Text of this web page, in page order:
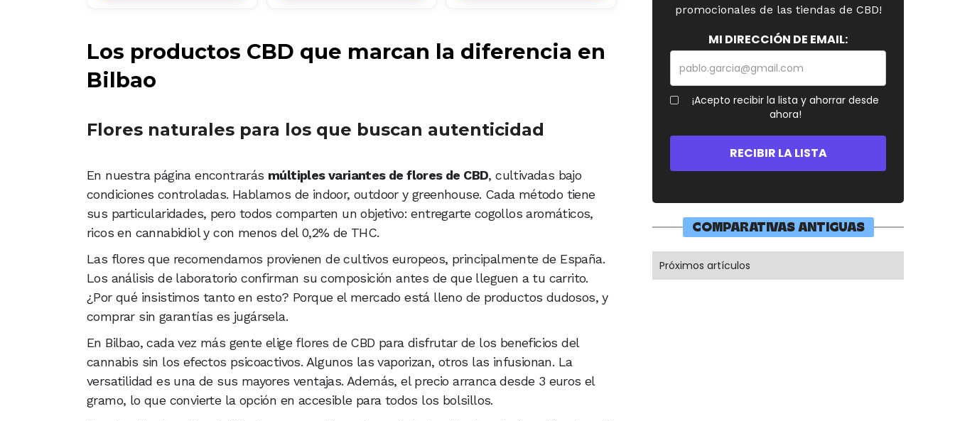
Los productos CBD que marcan la diferencia en
Bilbao
Flores naturales para los que buscan autenticidad
En nuestra página encontrarás múltiples variantes de flores de CBD, cultivadas bajo
condiciones controladas. Hablamos de indoor, outdoor y greenhouse. Cada método tiene
sus particularidades, pero todos comparten un objetivo: entregarte cogollos aromáticos,
ricos en cannabidiol y con menos del 0,2% de THC.
Las flores que recomendamos provienen de cultivos europeos, principalmente de España.
Los análisis de laboratorio confirman su composición antes de que lleguen a tu carrito.
¿Por qué insistimos tanto en esto? Porque el mercado está lleno de productos dudosos, y
comprar sin garantías es jugársela.
En Bilbao, cada vez más gente elige flores de CBD para disfrutar de los beneficios del
cannabis sin los efectos psicoactivos. Algunos las vaporizan, otros las infusionan. La
versatilidad es una de sus mayores ventajas. Además, el precio arranca desde 3 euros el
gramo, lo que convierte la opción en accesible para todos los bolsillos.
promocionales de las tiendas de CBD!
MI DIRECCIÓN DE EMAIL:
¡Acepto recibir la lista y ahorrar desde
ahora!
COMPARATIVAS ANTIGUAS
Próximos artículos